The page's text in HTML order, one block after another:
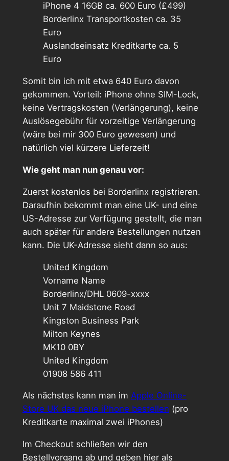
iPhone 4 16GB ca. 600 Euro (£499)
Borderlinx Transportkosten ca. 35
Euro
Auslandseinsatz Kreditkarte ca. 5
Euro
Somit bin ich mit etwa 640 Euro davon
gekommen. Vorteil: iPhone ohne SIM-Lock,
keine Vertragskosten (Verlängerung), keine
Auslösegebühr für vorzeitige Verlängerung
(wäre bei mir 300 Euro gewesen) und
natürlich viel kürzere Lieferzeit!
Wie geht man nun genau vor:
Zuerst kostenlos bei Borderlinx registrieren.
Daraufhin bekommt man eine UK- und eine
US-Adresse zur Verfügung gestellt, die man
auch später für andere Bestellungen nutzen
kann. Die UK-Adresse sieht dann so aus:
United Kingdom
Vorname Name
Borderlinx/DHL 0609-xxxx
Unit 7 Maidstone Road
Kingston Business Park
Milton Keynes
MK10 0BY
United Kingdom
01908 586 411
Als nächstes kann man im Apple Online-
Store UK das neue iPhone bestellen (pro
Kreditkarte maximal zwei iPhones)
Im Checkout schließen wir den
Bestellvorgang ab und geben hier als